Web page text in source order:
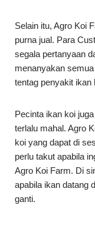
Selain itu, Agro Koi
purna jual. Para
segala pertanyaan
menanyakan
tentag penyakit ikan
Pecinta ikan koi
terlalu mahal. Agro
koi yang dapat di
perlu takut apabila
Agro Koi Farm. Di
apabila ikan datang
ganti.